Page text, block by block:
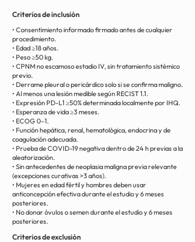
Criterios de inclusión
• Consentimiento informado firmado antes de cualquier
procedimiento.
• Edad ≥18 años.
• Peso ≥50 kg.
• CPNM no escamoso estadio IV, sin tratamiento sistémico
previo.
• Derrame pleural o pericárdico solo si se confirma maligno.
• Al menos una lesión medible según RECIST 1.1.
• Expresión PD-L1 ≥50% determinada localmente por IHQ.
• Esperanza de vida ≥3 meses.
• ECOG 0–1.
• Función hepática, renal, hematológica, endocrina y de
coagulación adecuada.
• Prueba de COVID-19 negativa dentro de 24 h previas a la
aleatorización.
• Sin antecedentes de neoplasia maligna previa relevante
(excepciones curativas >3 años).
• Mujeres en edad fértil y hombres deben usar
anticoncepción efectiva durante el estudio y 6 meses
posteriores.
• No donar óvulos o semen durante el estudio y 6 meses
posteriores.
Criterios de exclusión